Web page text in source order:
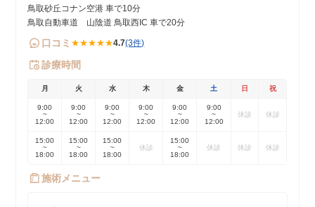
鳥取砂丘コナン空港 車で10分
鳥取自動車道 山陰道 鳥取西IC 車で20分
口コミ ★★★★★4.7(3件)
診療時間
月 火 水 木 金 土 日 祝
9:00
~
12:00
9:00
~
12:00
9:00
~
12:00
9:00
~
12:00
9:00
~
12:00
9:00
~
12:00
休診 休診
15:00
~
18:00
15:00
~
18:00
15:00
~
18:00
休診
15:00
~
18:00
休診 休診 休診
施術メニュー